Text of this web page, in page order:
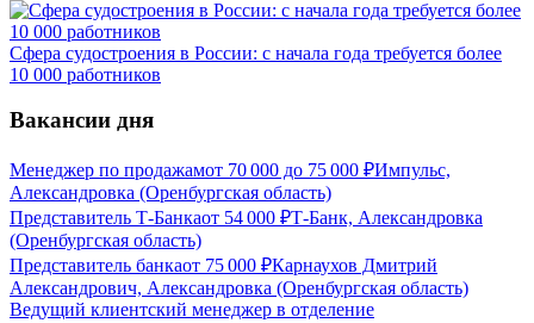
Сфера судостроения в России: с начала года требуется более
10 000 работников
Вакансии дня
Менеджер по продажамот 70 000 до 75 000 ₽Импульс,
Александровка (Оренбургская область)
Представитель Т-Банкаот 54 000 ₽Т-Банк, Александровка
(Оренбургская область)
Представитель банкаот 75 000 ₽Карнаухов Дмитрий
Александрович, Александровка (Оренбургская область)
Ведущий клиентский менеджер в отделение